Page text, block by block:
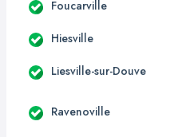
Foucarville
Hiesville
Liesville-sur-Douve
Ravenoville